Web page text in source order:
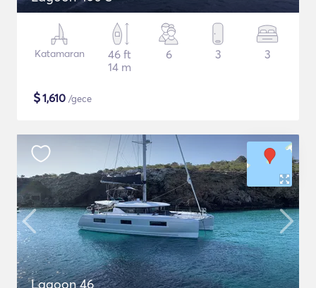
Katamaran
46 ft
14 m
6 3 3
$1,610 /gece
Lagoon 46